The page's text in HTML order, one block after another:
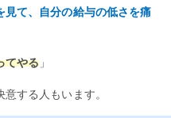
て、自分の給与の低さを痛
てやる 」
する人もいます。